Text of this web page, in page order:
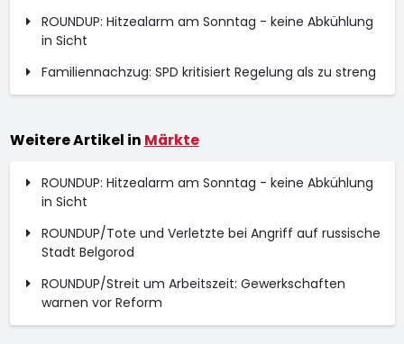
ROUNDUP: Hitzealarm am Sonntag - keine Abkühlung
in Sicht
Familiennachzug: SPD kritisiert Regelung als zu streng
Weitere Artikel in Märkte
ROUNDUP: Hitzealarm am Sonntag - keine Abkühlung
in Sicht
ROUNDUP/Tote und Verletzte bei Angriff auf russische
Stadt Belgorod
ROUNDUP/Streit um Arbeitszeit: Gewerkschaften
warnen vor Reform